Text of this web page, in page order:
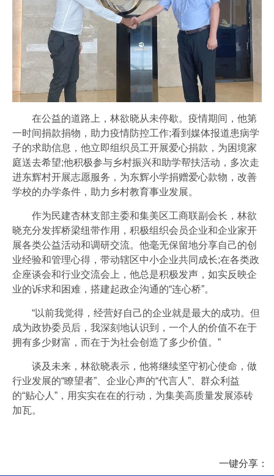
在公益的道路上，林欲晓从未停歇。疫情期间，他第
一时间捐款捐物，助力疫情防控工作;看到媒体报道患病学
子的求助信息，他立即组织员工开展爱心捐款，为困境家
庭送去希望;他积极参与乡村振兴和助学帮扶活动，多次走
进东辉村开展志愿服务，为东辉小学捐赠爱心款物，改善
学校的办学条件，助力乡村教育事业发展。
作为民建杏林支部主委和集美区工商联副会长，林欲
晓充分发挥桥梁纽带作用，积极组织会员企业和企业家开
展各类公益活动和调研交流。他毫无保留地分享自己的创
业经验和管理心得，带动辖区中小企业共同成长;在各类政
企座谈会和行业交流会上，他总是积极发声，如实反映企
业的诉求和困难，搭建起政企沟通的“连心桥”。
“以前我觉得，经营好自己的企业就是最大的成功。但
成为政协委员后，我深刻地认识到，一个人的价值不在于
拥有多少财富，而在于为社会创造了多少价值。”
谈及未来，林欲晓表示，他将继续坚守初心使命，做
行业发展的“瞭望者”、企业心声的“代言人”、群众利益
的“贴心人”，用实实在在的行动，为集美高质量发展添砖
加瓦。
一键分享：